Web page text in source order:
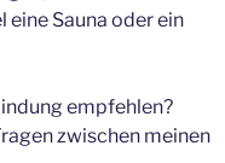
eine Sauna oder ein
empfehlen?
zwischen meinen